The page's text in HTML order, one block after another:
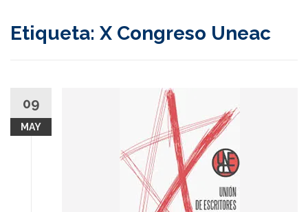
Etiqueta: X Congreso Uneac
09
MAY